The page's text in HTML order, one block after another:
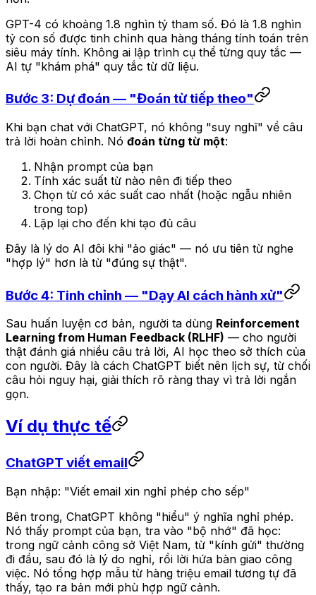
GPT-4 có khoảng 1.8 nghìn tỷ tham số. Đó là 1.8 nghìn
tỷ con số được tinh chỉnh qua hàng tháng tính toán trên
siêu máy tính. Không ai lập trình cụ thể từng quy tắc —
AI tự "khám phá" quy tắc từ dữ liệu.
Bước 3: Dự đoán — "Đoán từ tiếp theo"
Khi bạn chat với ChatGPT, nó không "suy nghĩ" về câu
trả lời hoàn chỉnh. Nó đoán từng từ một:
Nhận prompt của bạn
Tính xác suất từ nào nên đi tiếp theo
Chọn từ có xác suất cao nhất (hoặc ngẫu nhiên
trong top)
Lặp lại cho đến khi tạo đủ câu
Đây là lý do AI đôi khi "ảo giác" — nó ưu tiên từ nghe
"hợp lý" hơn là từ "đúng sự thật".
Bước 4: Tinh chỉnh — "Dạy AI cách hành xử"
Sau huấn luyện cơ bản, người ta dùng Reinforcement
Learning from Human Feedback (RLHF) — cho người
thật đánh giá nhiều câu trả lời, AI học theo sở thích của
con người. Đây là cách ChatGPT biết nên lịch sự, từ chối
câu hỏi nguy hại, giải thích rõ ràng thay vì trả lời ngắn
gọn.
Ví dụ thực tế
ChatGPT viết email
Bạn nhập: "Viết email xin nghỉ phép cho sếp"
Bên trong, ChatGPT không "hiểu" ý nghĩa nghỉ phép.
Nó thấy prompt của bạn, tra vào "bộ nhớ" đã học:
trong ngữ cảnh công sở Việt Nam, từ "kính gửi" thường
đi đầu, sau đó là lý do nghỉ, rồi lời hứa bàn giao công
việc. Nó tổng hợp mẫu từ hàng triệu email tương tự đã
thấy, tạo ra bản mới phù hợp ngữ cảnh.